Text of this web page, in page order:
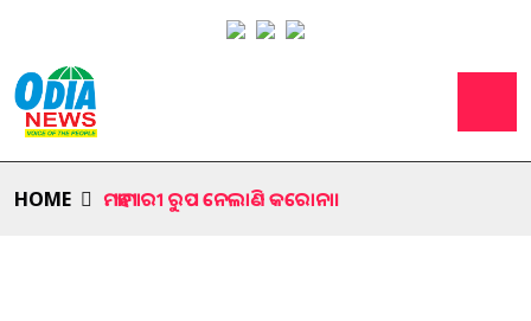
HOME ମହାମାରୀ ରୁପ ନେଲାଣି କରୋନା।